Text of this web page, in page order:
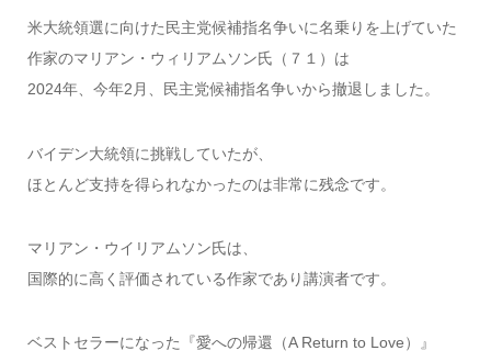
米大統領選に向けた民主党候補指名争いに名乗りを上げていた
作家のマリアン・ウィリアムソン氏（７１）は
2024年、今年2月、民主党候補指名争いから撤退しました。
バイデン大統領に挑戦していたが、
ほとんど支持を得られなかったのは非常に残念です。
マリアン・ウイリアムソン氏は、
国際的に高く評価されている作家であり講演者です。
ベストセラーになった『愛への帰還（A Return to Love）』